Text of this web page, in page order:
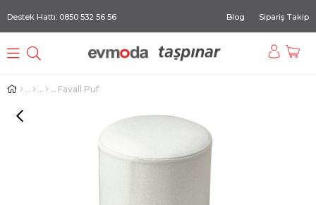
Destek Hattı: 0850 532 56 56 Blog Sipariş Takip
Favall Puf